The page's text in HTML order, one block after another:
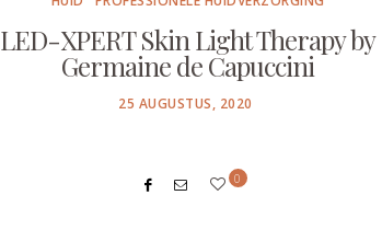
LED-XPERT Skin Light Therapy by
Germaine de Capuccini
POSTED
25 AUGUSTUS, 2020
0